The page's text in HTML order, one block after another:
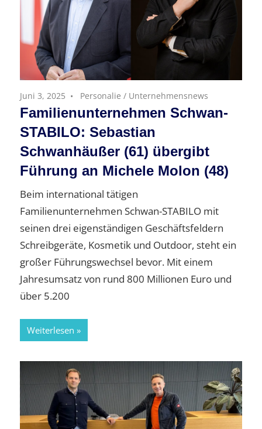
Juni 3, 2025 Personalie / Unternehmensnews
Familienunternehmen Schwan-
STABILO: Sebastian
Schwanhäußer (61) übergibt
Führung an Michele Molon (48)
Beim international tätigen
Familienunternehmen Schwan-STABILO mit
seinen drei eigenständigen Geschäftsfeldern
Schreibgeräte, Kosmetik und Outdoor, steht ein
großer Führungswechsel bevor. Mit einem
Jahresumsatz von rund 800 Millionen Euro und
über 5.200
Weiterlesen